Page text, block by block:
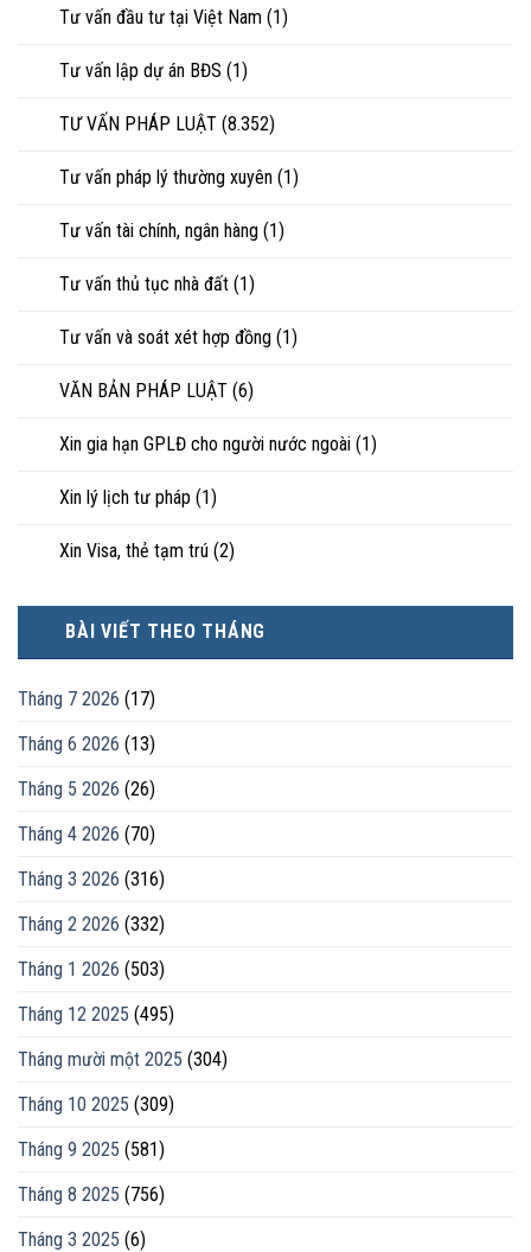
Tư vấn đầu tư tại Việt Nam (1)
Tư vấn lập dự án BĐS (1)
TƯ VẤN PHÁP LUẬT (8.352)
Tư vấn pháp lý thường xuyên (1)
Tư vấn tài chính, ngân hàng (1)
Tư vấn thủ tục nhà đất (1)
Tư vấn và soát xét hợp đồng (1)
VĂN BẢN PHÁP LUẬT (6)
Xin gia hạn GPLĐ cho người nước ngoài (1)
Xin lý lịch tư pháp (1)
Xin Visa, thẻ tạm trú (2)
BÀI VIẾT THEO THÁNG
Tháng 7 2026 (17)
Tháng 6 2026 (13)
Tháng 5 2026 (26)
Tháng 4 2026 (70)
Tháng 3 2026 (316)
Tháng 2 2026 (332)
Tháng 1 2026 (503)
Tháng 12 2025 (495)
Tháng mười một 2025 (304)
Tháng 10 2025 (309)
Tháng 9 2025 (581)
Tháng 8 2025 (756)
Tháng 3 2025 (6)